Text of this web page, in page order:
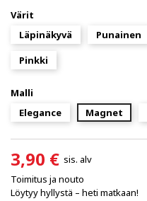
Värit
Läpinäkyvä
Punainen
Pinkki
Malli
Elegance
Magnet
3,90 € sis. alv
Toimitus ja nouto
Löytyy hyllystä – heti matkaan!